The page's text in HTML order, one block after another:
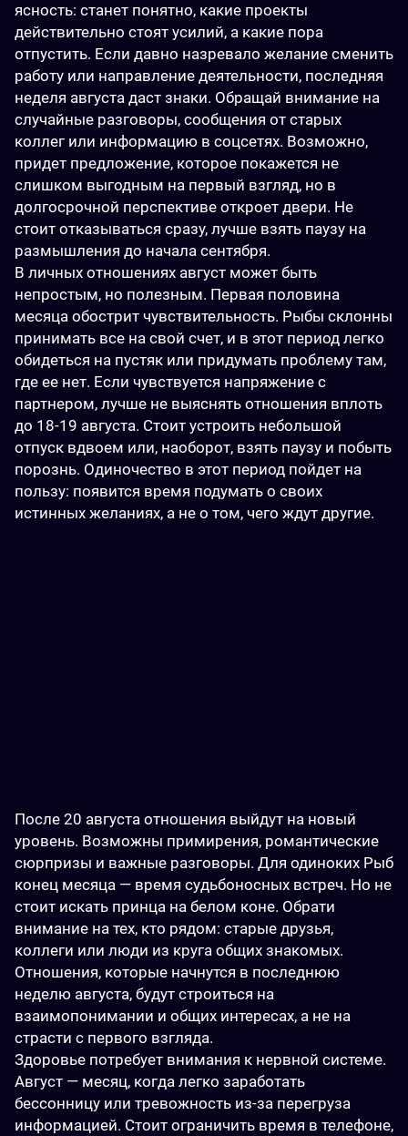
ясность: станет понятно, какие проекты
действительно стоят усилий, а какие пора
отпустить. Если давно назревало желание сменить
работу или направление деятельности, последняя
неделя августа даст знаки. Обращай внимание на
случайные разговоры, сообщения от старых
коллег или информацию в соцсетях. Возможно,
придет предложение, которое покажется не
слишком выгодным на первый взгляд, но в
долгосрочной перспективе откроет двери. Не
стоит отказываться сразу, лучше взять паузу на
размышления до начала сентября.
В личных отношениях август может быть
непростым, но полезным. Первая половина
месяца обострит чувствительность. Рыбы склонны
принимать все на свой счет, и в этот период легко
обидеться на пустяк или придумать проблему там,
где ее нет. Если чувствуется напряжение с
партнером, лучше не выяснять отношения вплоть
до 18-19 августа. Стоит устроить небольшой
отпуск вдвоем или, наоборот, взять паузу и побыть
порознь. Одиночество в этот период пойдет на
пользу: появится время подумать о своих
истинных желаниях, а не о том, чего ждут другие.
После 20 августа отношения выйдут на новый
уровень. Возможны примирения, романтические
сюрпризы и важные разговоры. Для одиноких Рыб
конец месяца — время судьбоносных встреч. Но не
стоит искать принца на белом коне. Обрати
внимание на тех, кто рядом: старые друзья,
коллеги или люди из круга общих знакомых.
Отношения, которые начнутся в последнюю
неделю августа, будут строиться на
взаимопонимании и общих интересах, а не на
страсти с первого взгляда.
Здоровье потребует внимания к нервной системе.
Август — месяц, когда легко заработать
бессонницу или тревожность из-за перегруза
информацией. Стоит ограничить время в телефоне,